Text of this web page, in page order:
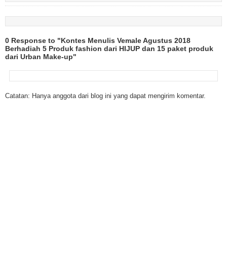
0 Response to "Kontes Menulis Vemale Agustus 2018
Berhadiah 5 Produk fashion dari HIJUP dan 15 paket produk
dari Urban Make-up"
Catatan: Hanya anggota dari blog ini yang dapat mengirim komentar.